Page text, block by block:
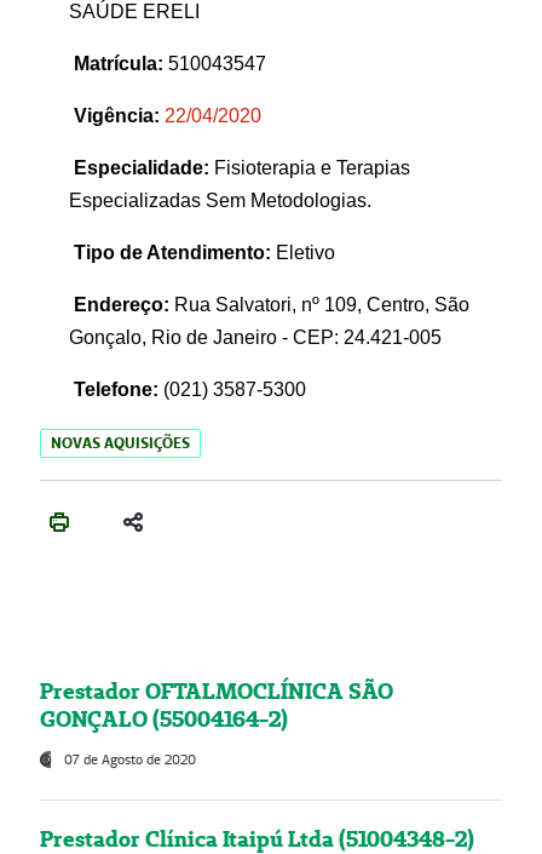
SAÚDE ERELI
Matrícula: 510043547
Vigência: 22/04/2020
Especialidade: Fisioterapia e Terapias
Especializadas Sem Metodologias.
Tipo de Atendimento: Eletivo
Endereço: Rua Salvatori, nº 109, Centro, São
Gonçalo, Rio de Janeiro - CEP: 24.421-005
Telefone: (021) 3587-5300
NOVAS AQUISIÇÕES
Prestador OFTALMOCLÍNICA SÃO
GONÇALO (55004164-2)
07 de Agosto de 2020
Prestador Clínica Itaipú Ltda (51004348-2)